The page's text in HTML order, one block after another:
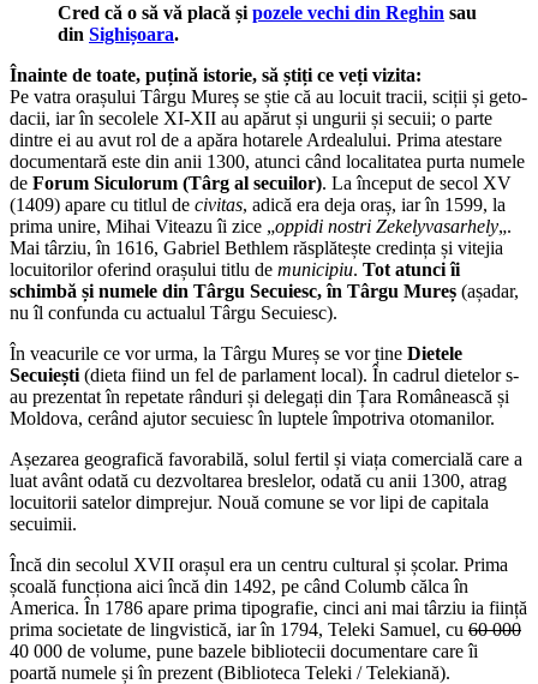
Cred că o să vă placă și pozele vechi din Reghin sau
din Sighișoara.
Înainte de toate, puțină istorie, să știți ce veți vizita:
Pe vatra orașului Târgu Mureș se știe că au locuit tracii, sciții și geto-
dacii, iar în secolele XI-XII au apărut și ungurii și secuii; o parte
dintre ei au avut rol de a apăra hotarele Ardealului. Prima atestare
documentară este din anii 1300, atunci când localitatea purta numele
de Forum Siculorum (Târg al secuilor). La început de secol XV
(1409) apare cu titlul de civitas, adică era deja oraș, iar în 1599, la
prima unire, Mihai Viteazu îi zice „oppidi nostri Zekelyvasarhely„.
Mai târziu, în 1616, Gabriel Bethlem răsplătește credința și vitejia
locuitorilor oferind orașului titlu de municipiu. Tot atunci îi
schimbă și numele din Târgu Secuiesc, în Târgu Mureș (așadar,
nu îl confunda cu actualul Târgu Secuiesc).
În veacurile ce vor urma, la Târgu Mureș se vor ține Dietele
Secuiești (dieta fiind un fel de parlament local). În cadrul dietelor s-
au prezentat în repetate rânduri și delegați din Țara Românească și
Moldova, cerând ajutor secuiesc în luptele împotriva otomanilor.
Așezarea geografică favorabilă, solul fertil și viața comercială care a
luat avânt odată cu dezvoltarea breslelor, odată cu anii 1300, atrag
locuitorii satelor dimprejur. Nouă comune se vor lipi de capitala
secuimii.
Încă din secolul XVII orașul era un centru cultural și școlar. Prima
școală funcționa aici încă din 1492, pe când Columb călca în
America. În 1786 apare prima tipografie, cinci ani mai târziu ia ființă
prima societate de lingvistică, iar în 1794, Teleki Samuel, cu 60 000
40 000 de volume, pune bazele bibliotecii documentare care îi
poartă numele și în prezent (Biblioteca Teleki / Telekiană).